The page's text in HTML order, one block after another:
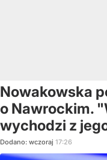
Nowakowska
o Nawrockim.
wychodzi z
Dodano: wczoraj 17:26